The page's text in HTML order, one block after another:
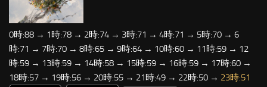
0時:88 → 1時:78 → 2時:74 → 3時:71 → 4時:71 → 5時:70 → 6
時:71 → 7時:70 → 8時:65 → 9時:64 → 10時:60 → 11時:59 → 12
時:59 → 13時:59 → 14時:58 → 15時:59 → 16時:59 → 17時:60 →
18時:57 → 19時:56 → 20時:55 → 21時:49 → 22時:50 → 23時:51